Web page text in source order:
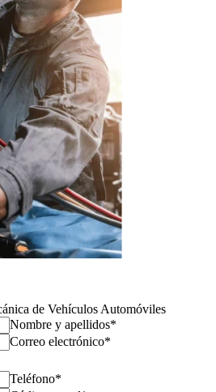
de Vehículos Automóviles
Nombre y apellidos*
Correo electrónico*
Teléfono*